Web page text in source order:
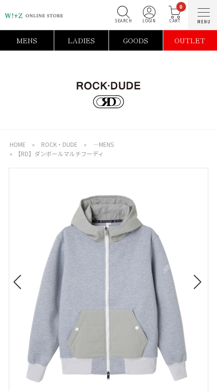
0
MENS LADIES GOODS OUTLET
HOME » ROCK・DUDE »
―MENS
»
【RD】ダンボールマルチフーディ